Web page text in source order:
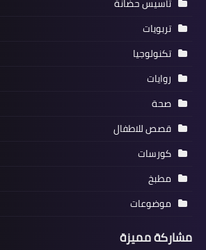
تربويات
تكنولوجيا
روايات
صحة
قصص للاطفال
كورسات
مطبخ
موضوعات
مشاركة مميزة